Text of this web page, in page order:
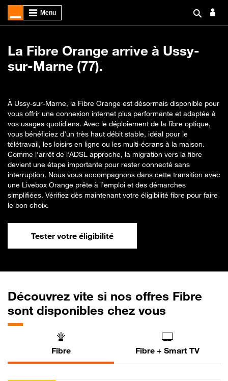
La Fibre Orange arrive à Ussy-
sur-Marne (77).
À Ussy-sur-Marne, la Fibre Orange est désormais disponible pour
vous offrir une connexion internet plus performante et adaptée à
vos usages quotidiens. Avec le déploiement de la fibre optique,
vous bénéficiez d’un très haut débit stable, idéal pour le
télétravail, les loisirs en ligne ou les multi-écrans à la maison.
Comme l’arrêt de l’ADSL approche, la migration vers la fibre
devient une étape importante pour rester connecté sans
interruption. Nous vous accompagnons dans cette transition avec
une Livebox Orange prête à l’emploi et des démarches
simplifiées. Vérifiez dès maintenant votre éligibilité fibre pour faire
le bon choix.
Tester votre éligibilité
Découvrez vite si nos offres Fibre
sont disponibles chez vous
Fibre Fibre + Smart TV